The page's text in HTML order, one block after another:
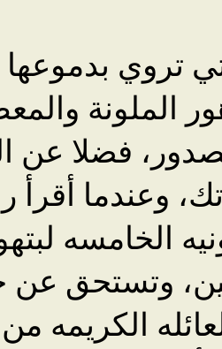
تروي
الملونة
فضلا
وعندما أقرأ
الخامسه
وتستحق عن
الكريمه من